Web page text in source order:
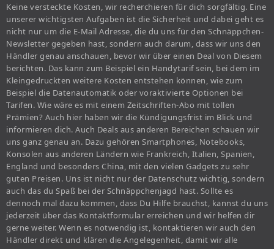
Keine versteckte Kosten, wir recherchieren für dich sorgfältig. Eine
unserer wichtigsten Aufgaben ist die Sicherheit und dabei geht es
nicht nur um die E-Mail Adresse, die du uns für den Schnäppchen-
Newsletter gegeben hast, sondern auch darum, dass wir uns den
Händler genau anschauen, bevor wir über einen Deal von Diesem
berichten. Das kann zum Beispiel ein Handytarif sein, bei dem im
Kleingedruckten weitere Kosten entstehen können, wie zum
Beispiel die Datenautomatik oder voraktivierte Optionen bei
Tarifen. Wie wäre es mit einem Zeitschriften-Abo mit tollen
Prämien? Auch hier haben wir die Kündigungsfrist im Blick und
informieren dich. Auch Deals aus anderen Bereichen schauen wir
uns ganz genau an. Dazu gehören Smartphones, Notebooks,
Konsolen aus anderen Ländern wie Frankreich, Italien, Spanien,
England und besonders China, mit den vielen Gadgets zu sehr
guten Preisen. Uns ist nicht nur der Datenschutz wichtig, sondern
auch das du Spaß bei der Schnäppchenjagd hast. Sollte es
dennoch mal dazu kommen, dass Du Hilfe brauchst, kannst du uns
jederzeit über das Kontaktformular erreichen und wir helfen dir
gerne weiter. Wenn es notwendig ist, kontaktieren wir auch den
Händler direkt und klären die Angelegenheit, damit wir alle